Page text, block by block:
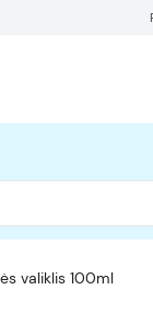
valiklis 100ml